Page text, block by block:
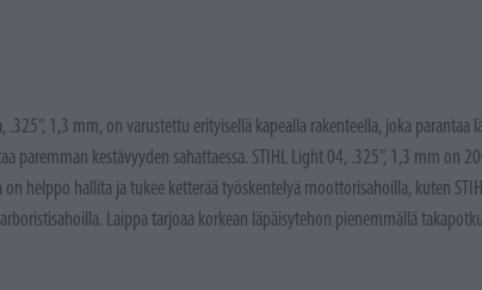
.325", 1,3 mm, on varustettu erityisellä kapealla rakenteella, joka parantaa
paremman kestävyyden sahattaessa. STIHL Light 04, .325", 1,3 mm on
on helppo hallita ja tukee ketterää työskentelyä moottorisahoilla, kuten
Laippa tarjoaa korkean läpäisytehon pienemmällä